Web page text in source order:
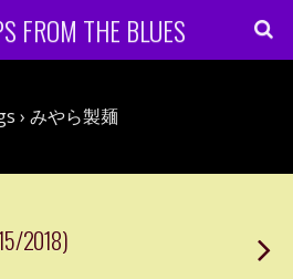
FROM THE BLUES
› みやら製麺
2018)